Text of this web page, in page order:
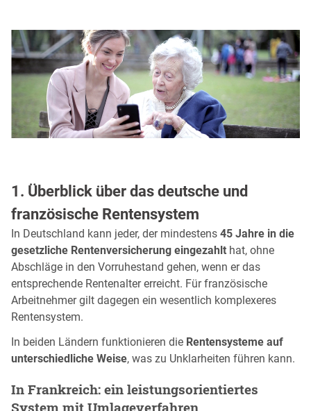
1. Überblick über das deutsche und
französische Rentensystem
In Deutschland kann jeder, der mindestens 45 Jahre in die
gesetzliche Rentenversicherung eingezahlt hat, ohne
Abschläge in den Vorruhestand gehen, wenn er das
entsprechende Rentenalter erreicht. Für französische
Arbeitnehmer gilt dagegen ein wesentlich komplexeres
Rentensystem.
In beiden Ländern funktionieren die Rentensysteme auf
unterschiedliche Weise, was zu Unklarheiten führen kann.
In Frankreich: ein leistungsorientiertes
System mit Umlageverfahren